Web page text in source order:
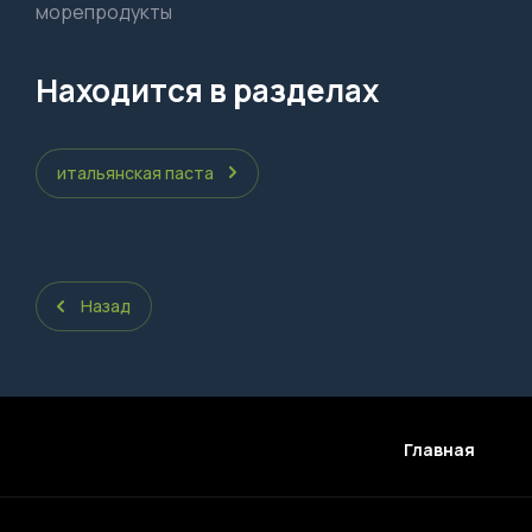
морепродукты
Находится в разделах
итальянская паста
Назад
Главная